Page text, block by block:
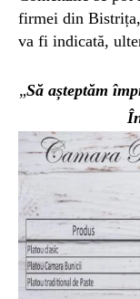
firmei din
va fi indicată,
„Să așteptăm